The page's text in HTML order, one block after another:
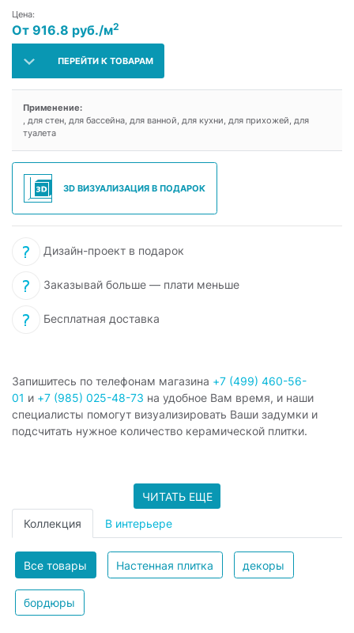
Цена:
От 916.8 руб./м2
ПЕРЕЙТИ К ТОВАРАМ
Применение:
, для стен, для бассейна, для ванной, для кухни, для прихожей, для
туалета
3D ВИЗУАЛИЗАЦИЯ В ПОДАРОК
Дизайн-проект в подарок
Заказывай больше — плати меньше
Бесплатная доставка
Запишитесь по телефонам магазина +7 (499) 460-56-
01 и +7 (985) 025-48-73 на удобное Вам время, и наши
специалисты помогут визуализировать Ваши задумки и
подсчитать нужное количество керамической плитки.
ЧИТАТЬ ЕЩЕ
Коллекция В интерьере
Все товары Настенная плитка декоры
бордюры